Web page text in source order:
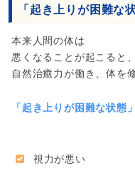
「起き上りが困難な
本来人間の体は
悪くなることが起こると
自然治癒力が働き、体を
「起き上りが困難な状態
視力が悪い